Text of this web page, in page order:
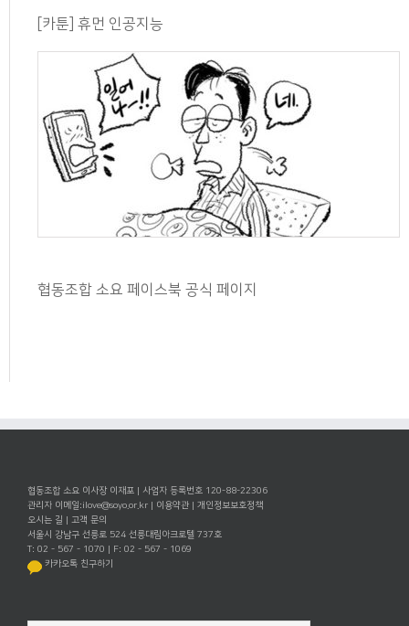
[카툰] 휴먼 인공지능
협동조합 소요 페이스북 공식 페이지
협동조합 소요 이사장 이재포 | 사업자 등록번호 120-88-22306
관리자 이메일:ilove@soyo.or.kr | 이용약관 | 개인정보보호정책
오시는 길 | 고객 문의
서울시 강남구 선릉로 524 선릉대림아크로텔 737호
T: 02 - 567 - 1070 | F: 02 - 567 - 1069
카카오톡 친구하기